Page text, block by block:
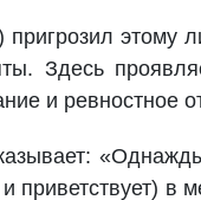
этому
Здесь
и ревностное
приветствует) в